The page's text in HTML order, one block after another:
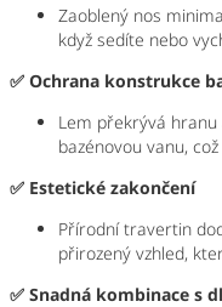
Zaoblený nos
když sedíte nebo
✅ Ochrana konstrukce
Lem překrývá hranu
bazénovou vanu,
✅ Estetické zakončení
Přírodní travertin
přirozený vzhled,
✅ Snadná kombinace s